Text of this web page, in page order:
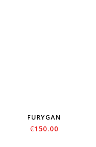
FURYGAN
€150.00